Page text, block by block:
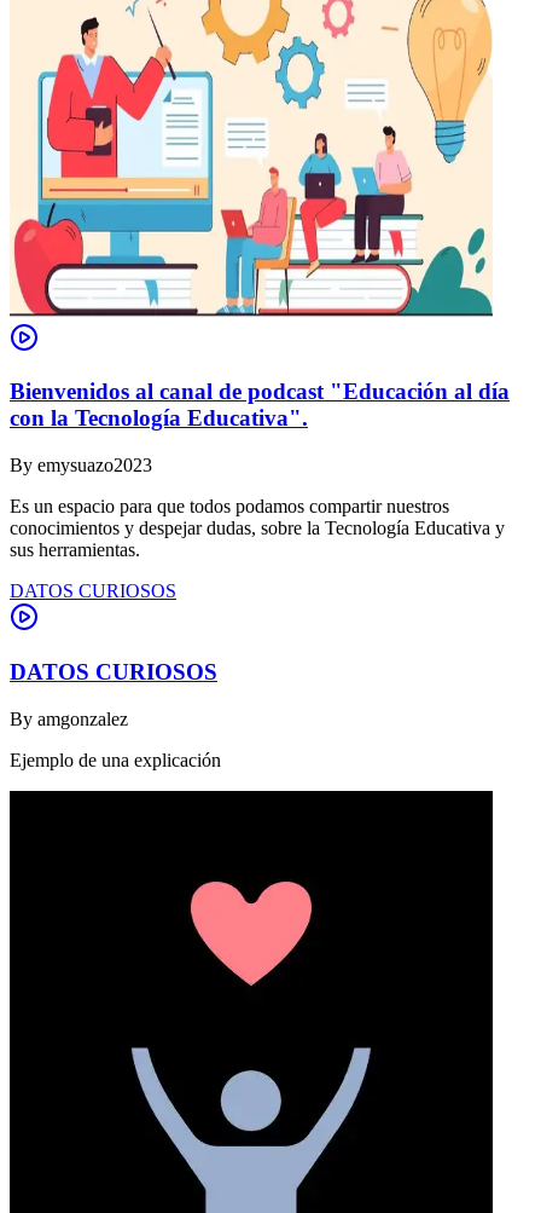
Bienvenidos al canal de podcast "Educación al día
con la Tecnología Educativa".
By emysuazo2023
Es un espacio para que todos podamos compartir nuestros
conocimientos y despejar dudas, sobre la Tecnología Educativa y
sus herramientas.
DATOS CURIOSOS
DATOS CURIOSOS
By amgonzalez
Ejemplo de una explicación